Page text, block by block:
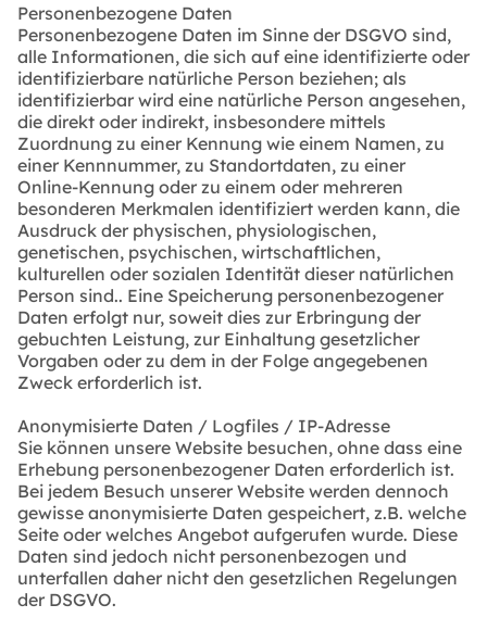
Personenbezogene Daten
Personenbezogene Daten im Sinne der DSGVO sind,
alle Informationen, die sich auf eine identifizierte oder
identifizierbare natürliche Person beziehen; als
identifizierbar wird eine natürliche Person angesehen,
die direkt oder indirekt, insbesondere mittels
Zuordnung zu einer Kennung wie einem Namen, zu
einer Kennnummer, zu Standortdaten, zu einer
Online-Kennung oder zu einem oder mehreren
besonderen Merkmalen identifiziert werden kann, die
Ausdruck der physischen, physiologischen,
genetischen, psychischen, wirtschaftlichen,
kulturellen oder sozialen Identität dieser natürlichen
Person sind.. Eine Speicherung personenbezogener
Daten erfolgt nur, soweit dies zur Erbringung der
gebuchten Leistung, zur Einhaltung gesetzlicher
Vorgaben oder zu dem in der Folge angegebenen
Zweck erforderlich ist.
Anonymisierte Daten / Logfiles / IP-Adresse
Sie können unsere Website besuchen, ohne dass eine
Erhebung personenbezogener Daten erforderlich ist.
Bei jedem Besuch unserer Website werden dennoch
gewisse anonymisierte Daten gespeichert, z.B. welche
Seite oder welches Angebot aufgerufen wurde. Diese
Daten sind jedoch nicht personenbezogen und
unterfallen daher nicht den gesetzlichen Regelungen
der DSGVO.